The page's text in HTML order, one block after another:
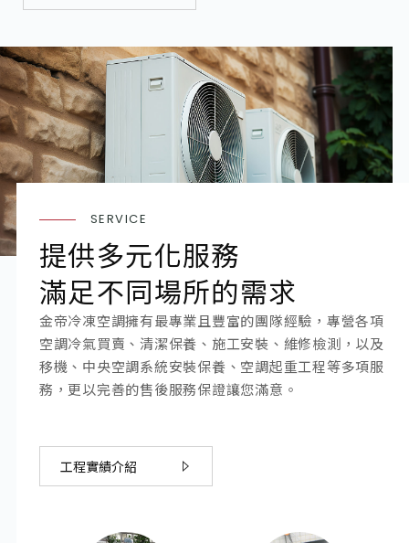
SERVICE
提供多元化服務
滿足不同場所的需求
金帝冷凍空調擁有最專業且豐富的團隊經驗，專營各項
空調冷氣買賣、清潔保養、施工安裝、維修檢測，以及
移機、中央空調系統安裝保養、空調起重工程等多項服
務，更以完善的售後服務保證讓您滿意。
工程實績介紹